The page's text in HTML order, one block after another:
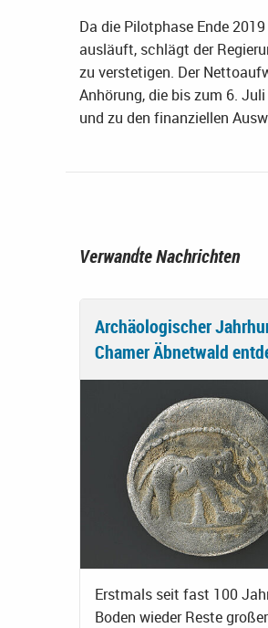
Da die Pilotphase Ende
ausläuft, schlägt der
zu verstetigen. Der
Anhörung, die bis zum 6.
und zu den finanziellen
Verwandte Nachrichten
Archäologischer
Chamer Äbnetwald
Erstmals seit fast 100
Boden wieder Reste